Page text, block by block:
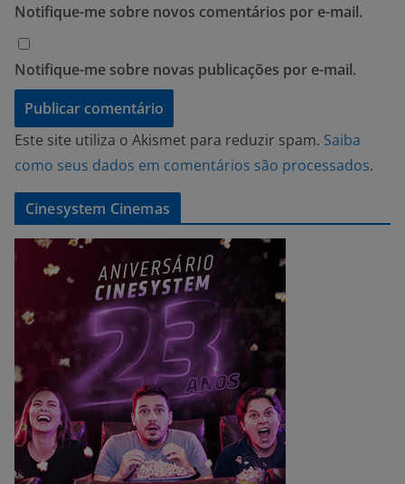
Notifique-me sobre novos comentários por e-mail.
Notifique-me sobre novas publicações por e-mail.
Este site utiliza o Akismet para reduzir spam. Saiba
como seus dados em comentários são processados.
Cinesystem Cinemas